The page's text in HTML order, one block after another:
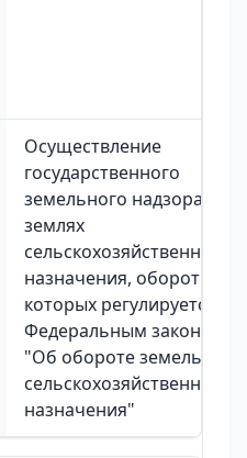
Осуществление
государственного
земельного надзора на
землях
сельскохозяйственного
назначения, оборот
которых регулируется
Федеральным законом
"Об обороте земель
сельскохозяйственного
назначения"